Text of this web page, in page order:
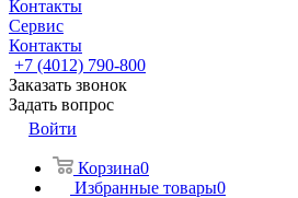
Контакты
Сервис
Контакты
+7 (4012) 790-800
Заказать звонок
Задать вопрос
Войти
Корзина0
Избранные товары0